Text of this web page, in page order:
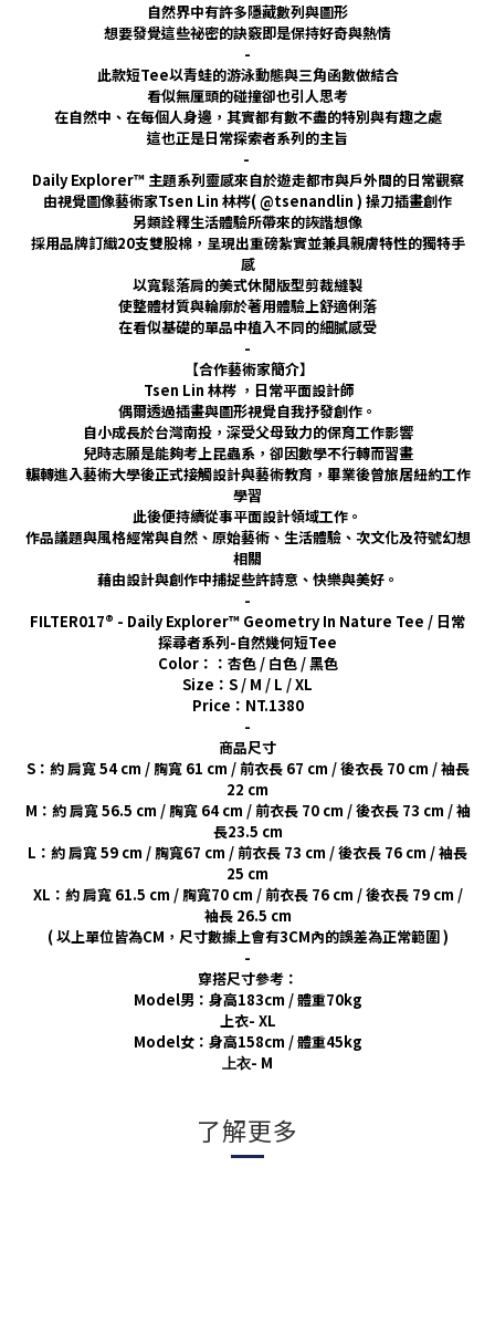
自然界中有許多隱藏數列與圖形
想要發覺這些祕密的訣竅即是保持好奇與熱情
-
此款短Tee以青蛙的游泳動態與三角函數做結合
看似無厘頭的碰撞卻也引人思考
在自然中、在每個人身邊，其實都有數不盡的特別與有趣之處
這也正是日常探索者系列的主旨
-
Daily Explorer™ 主題系列靈感來自於遊走都市與戶外間的日常觀察
由視覺圖像藝術家Tsen Lin 林梣( @tsenandlin ) 操刀插畫創作
另類詮釋生活體驗所帶來的詼諧想像
採用品牌訂織20支雙股棉，呈現出重磅紮實並兼具親膚特性的獨特手
感
以寬鬆落肩的美式休閒版型剪裁縫製
使整體材質與輪廓於著用體驗上舒適俐落
在看似基礎的單品中植入不同的細膩感受
-
【合作藝術家簡介】
Tsen Lin 林梣 ，日常平面設計師
偶爾透過插畫與圖形視覺自我抒發創作。
自小成長於台灣南投，深受父母致力的保育工作影響
兒時志願是能夠考上昆蟲系，卻因數學不行轉而習畫
輾轉進入藝術大學後正式接觸設計與藝術教育，畢業後曾旅居紐約工作
學習
此後便持續從事平面設計領域工作。
作品議題與風格經常與自然、原始藝術、生活體驗、次文化及符號幻想
相關
藉由設計與創作中捕捉些許詩意、快樂與美好。
-
FILTER017® - Daily Explorer™ Geometry In Nature Tee / 日常
探尋者系列-自然幾何短Tee
Color：：杏色 / 白色 / 黑色
Size：S / M / L / XL
Price：NT.1380
-
商品尺寸
S：約 肩寬 54 cm / 胸寬 61 cm / 前衣長 67 cm / 後衣長 70 cm / 袖長
22 cm
M：約 肩寬 56.5 cm / 胸寬 64 cm / 前衣長 70 cm / 後衣長 73 cm / 袖
長23.5 cm
L：約 肩寬 59 cm / 胸寬67 cm / 前衣長 73 cm / 後衣長 76 cm / 袖長
25 cm
XL：約 肩寬 61.5 cm / 胸寬70 cm / 前衣長 76 cm / 後衣長 79 cm /
袖長 26.5 cm
( 以上單位皆為CM，尺寸數據上會有3CM內的誤差為正常範圍 )
-
穿搭尺寸參考：
Model男：身高183cm / 體重70kg
上衣- XL
Model女：身高158cm / 體重45kg
上衣- M
了解更多